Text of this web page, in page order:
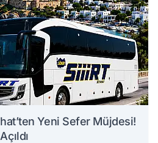
Yeni Sefer Müjdesi!